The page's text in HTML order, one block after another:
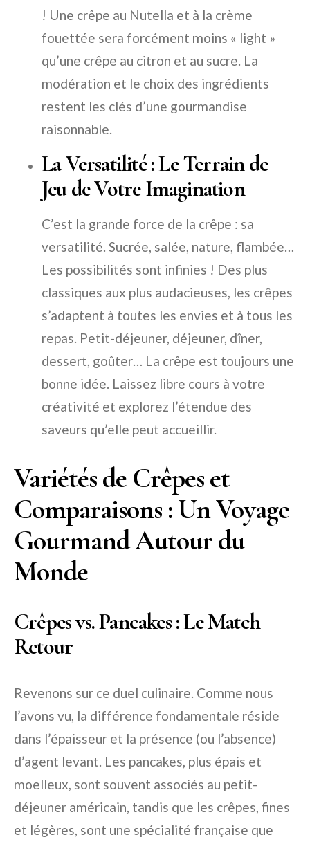
! Une crêpe au Nutella et à la crème
fouettée sera forcément moins « light »
qu’une crêpe au citron et au sucre. La
modération et le choix des ingrédients
restent les clés d’une gourmandise
raisonnable.
La Versatilité : Le Terrain de
Jeu de Votre Imagination
C’est la grande force de la crêpe : sa
versatilité. Sucrée, salée, nature, flambée…
Les possibilités sont infinies ! Des plus
classiques aux plus audacieuses, les crêpes
s’adaptent à toutes les envies et à tous les
repas. Petit-déjeuner, déjeuner, dîner,
dessert, goûter… La crêpe est toujours une
bonne idée. Laissez libre cours à votre
créativité et explorez l’étendue des
saveurs qu’elle peut accueillir.
Variétés de Crêpes et
Comparaisons : Un Voyage
Gourmand Autour du
Monde
Crêpes vs. Pancakes : Le Match
Retour
Revenons sur ce duel culinaire. Comme nous
l’avons vu, la différence fondamentale réside
dans l’épaisseur et la présence (ou l’absence)
d’agent levant. Les pancakes, plus épais et
moelleux, sont souvent associés au petit-
déjeuner américain, tandis que les crêpes, fines
et légères, sont une spécialité française que